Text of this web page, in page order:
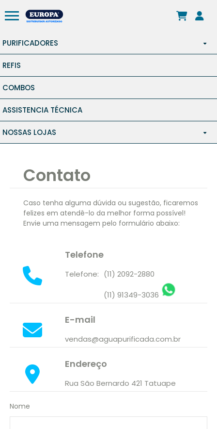
PURIFICADORES
ÁGUA NATURAL
ÁGUA GELADA
FILTROS DE ENTRADA
REFIS
COMBOS
ASSISTENCIA TÉCNICA
NOSSAS LOJAS
GUARULHOS
ABC
BAIXADA SANTISTA LITORAL
Contato
Caso tenha alguma dúvida ou sugestão, ficaremos
felizes em atendê-lo da melhor forma possível!
Envie uma mensagem pelo formulário abaixo:
Nome
Telefone
Telefone: (11) 2092-2880
(11) 91349-3036
E-mail
vendas@aguapurificada.com.br
Endereço
Rua São Bernardo 421 Tatuape